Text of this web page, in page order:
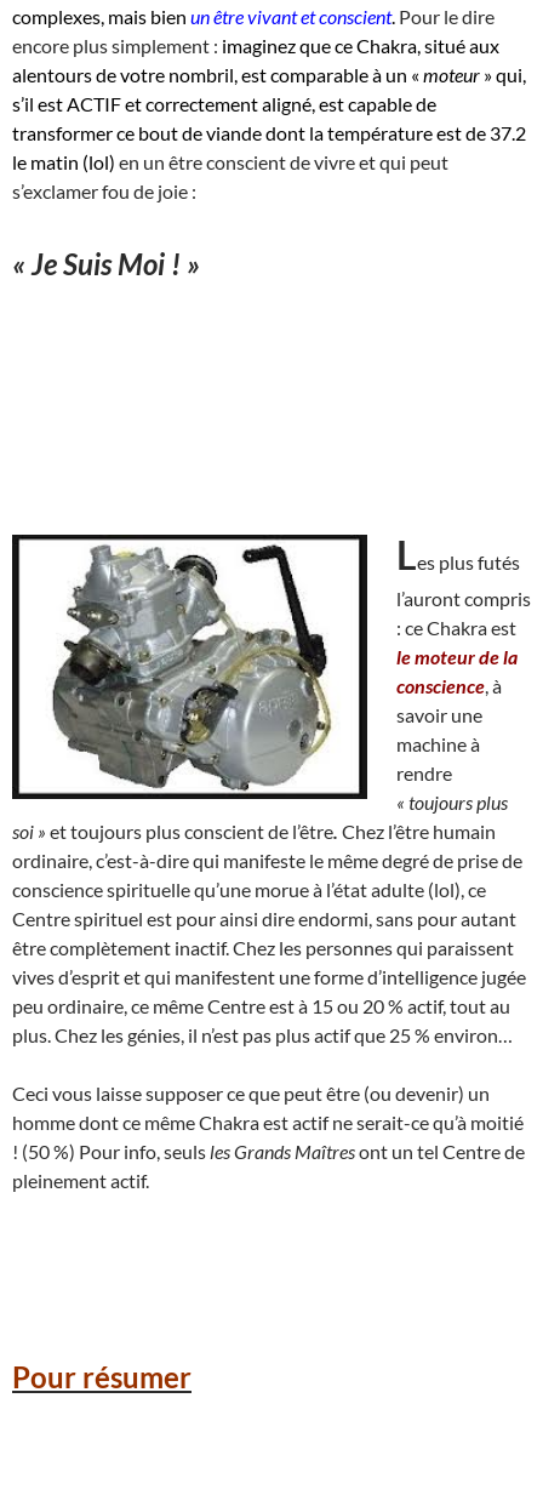
complexes, mais bien un être vivant et conscient. Pour le dire
encore plus simplement : imaginez que ce Chakra, situé aux
alentours de votre nombril, est comparable à un « moteur » qui,
s’il est ACTIF et correctement aligné, est capable de
transformer ce bout de viande dont la température est de 37.2
le matin (lol) en un être conscient de vivre et qui peut
s’exclamer fou de joie :
« Je Suis Moi ! »
Les plus futés
l’auront compris
: ce Chakra est
le moteur de la
conscience , à
savoir une
machine à
rendre
« toujours plus
soi » et toujours plus conscient de l’être Chez l’être humain
ordinaire, c’est-à-dire qui manifeste le même degré de prise de
conscience spirituelle qu’une morue à l’état adulte (lol), ce
Centre spirituel est pour ainsi dire endormi, sans pour autant
être complètement inactif. Chez les personnes qui paraissent
vives d’esprit et qui manifestent une forme d’intelligence jugée
peu ordinaire, ce même Centre est à 15 ou 20 % actif, tout au
plus. Chez les génies, il n’est pas plus actif que 25 % environ…
Ceci vous laisse supposer ce que peut être (ou devenir) un
homme dont ce même Chakra est actif ne serait-ce qu’à moitié
! (50 %) Pour info, seuls les Grands Maîtresont un tel Centre de
pleinement actif.
Pour résumer